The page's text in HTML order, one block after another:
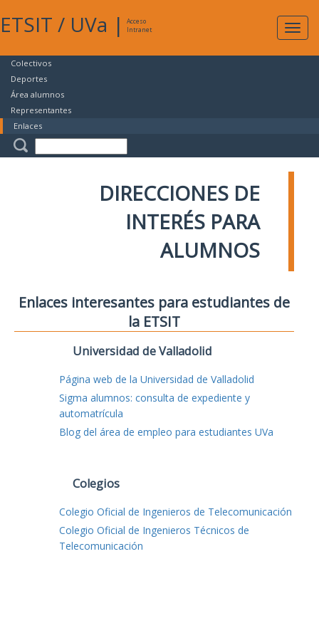
ETSIT / UVa |
Acceso
Intranet
Colectivos
Deportes
Área alumnos
Representantes
Enlaces
DIRECCIONES DE
INTERÉS PARA
ALUMNOS
Enlaces interesantes para estudiantes de
la ETSIT
Universidad de Valladolid
Página web de la Universidad de Valladolid
Sigma alumnos: consulta de expediente y
automatrícula
Blog del área de empleo para estudiantes UVa
Colegios
Colegio Oficial de Ingenieros de Telecomunicación
Colegio Oficial de Ingenieros Técnicos de
Telecomunicación